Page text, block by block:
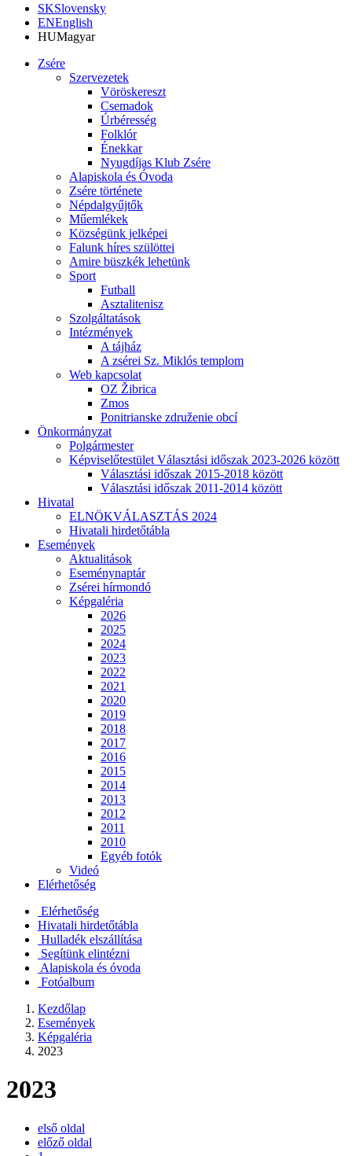
SKSlovensky
ENEnglish
HUMagyar
Zsére
Szervezetek
Vöröskereszt
Csemadok
Úrbéresség
Folklór
Énekkar
Nyugdíjas Klub Zsére
Alapiskola és Óvoda
Zsére története
Népdalgyűjtők
Műemlékek
Községünk jelképei
Falunk híres szülöttei
Amire büszkék lehetünk
Sport
Futball
Asztalitenisz
Szolgáltatások
Intézmények
A tájház
A zsérei Sz. Miklós templom
Web kapcsolat
OZ Žibrica
Zmos
Ponitrianske združenie obcí
Önkormányzat
Polgármester
Képviselőtestület Választási időszak 2023-2026 között
Választási időszak 2015-2018 között
Választási időszak 2011-2014 között
Hivatal
ELNÖKVÁLASZTÁS 2024
Hivatali hirdetőtábla
Események
Aktualitások
Eseménynaptár
Zsérei hírmondó
Képgaléria
2026
2025
2024
2023
2022
2021
2020
2019
2018
2017
2016
2015
2014
2013
2012
2011
2010
Egyéb fotók
Videó
Elérhetőség
Elérhetőség
Hivatali hirdetőtábla
Hulladék elszállítása
Segítünk elintézni
Alapiskola és óvoda
Fotóalbum
Kezdőlap
Események
Képgaléria
2023
2023
első oldal
előző oldal